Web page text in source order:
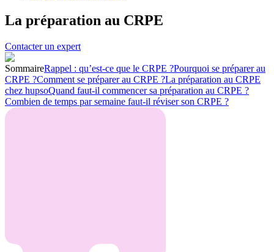
La préparation au CRPE
Contacter un expert
SommaireRappel : qu’est-ce que le CRPE ?Pourquoi se préparer au
CRPE ?Comment se préparer au CRPE ?La préparation au CRPE
chez hupsoQuand faut-il commencer sa préparation au CRPE ?
Combien de temps par semaine faut-il réviser son CRPE ?